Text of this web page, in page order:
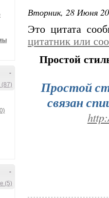
-
(87)
-
(5)
Вторник, 28 Июня
Это цитата
цитатник или
Простой
Простой
связан